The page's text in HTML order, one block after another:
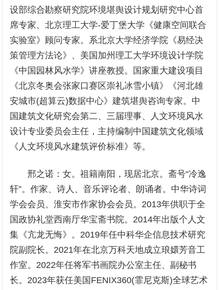
设部综合勘察研究院环境堪舆设计规划研究中心首
席专家、北京理工大学-爱丁堡大学《健康空间联合
实验室》顾问专家。系北京大学经济学院《易经决
策管理方法论》、美国加州理工大学环境设计学院
《中国园林风水学》讲座教授。国家重大建设项目
《北京冬奥会张家口赛区崇礼冰雪小镇》《河北雄
安城市(超算云)数据中心》建筑堪舆咨询专家。中
国建筑文化研究会第二、三届理事、人文环境风水
设计专业委员会主任，主持编制中国建筑文化领域
《人文环境风水建筑评价标准》等。
邢之诺：女。祖籍南阳，现居北京。斋号“冷逸
轩”。作家、诗人、音乐评论者、朗诵者。中华诗词
学会会员、淮安市作家协会会员。2013年供职于全
国政协礼堂西南厅华宝斋书院。2014年出版个人文
集《亢龙无悔》。2019年任中科华企信息技术研究
院副院长。2021年在北京万科天地成立琅嬛芳音工
作室。2022年任将军书画院办公室主任、副秘书
长。2023年获任美国FENIX360(霏尼克斯)全球艺术